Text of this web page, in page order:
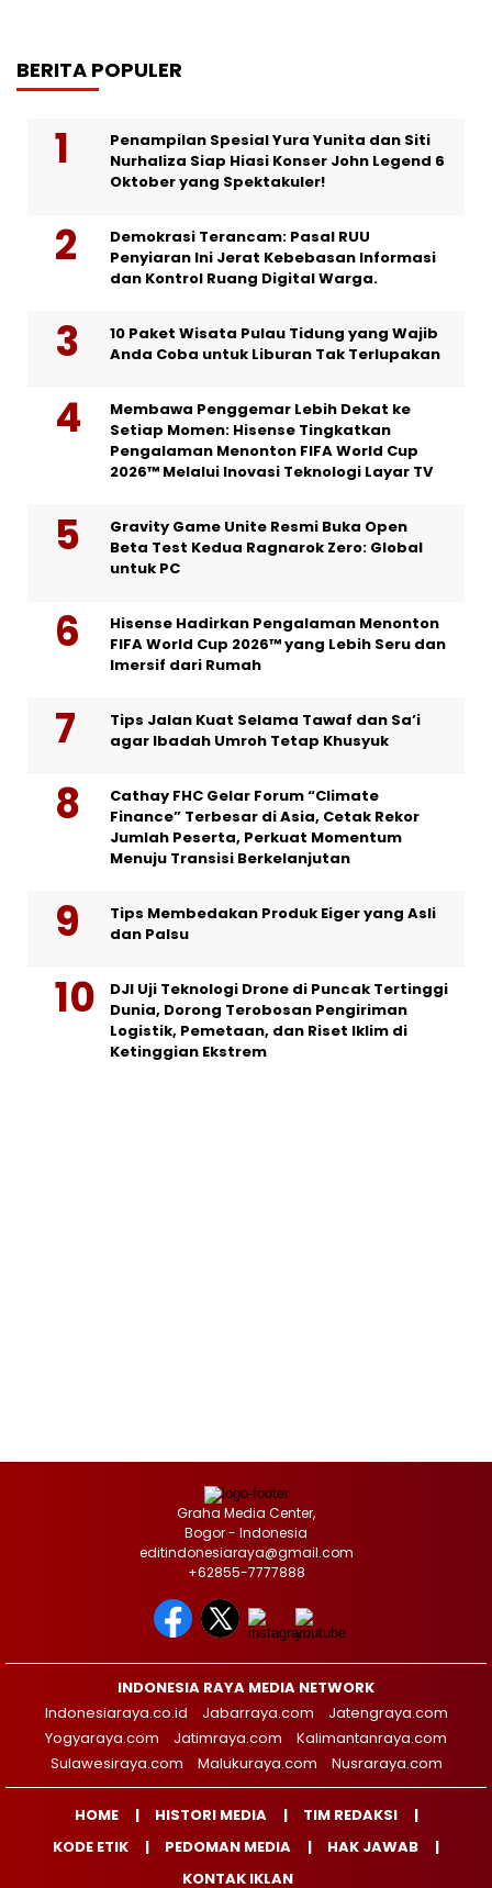
BERITA POPULER
Penampilan Spesial Yura Yunita dan Siti
Nurhaliza Siap Hiasi Konser John Legend 6
Oktober yang Spektakuler!
Demokrasi Terancam: Pasal RUU
Penyiaran Ini Jerat Kebebasan Informasi
dan Kontrol Ruang Digital Warga.
10 Paket Wisata Pulau Tidung yang Wajib
Anda Coba untuk Liburan Tak Terlupakan
Membawa Penggemar Lebih Dekat ke
Setiap Momen: Hisense Tingkatkan
Pengalaman Menonton FIFA World Cup
2026™ Melalui Inovasi Teknologi Layar TV
Gravity Game Unite Resmi Buka Open
Beta Test Kedua Ragnarok Zero: Global
untuk PC
Hisense Hadirkan Pengalaman Menonton
FIFA World Cup 2026™ yang Lebih Seru dan
Imersif dari Rumah
Tips Jalan Kuat Selama Tawaf dan Sa’i
agar Ibadah Umroh Tetap Khusyuk
Cathay FHC Gelar Forum “Climate
Finance” Terbesar di Asia, Cetak Rekor
Jumlah Peserta, Perkuat Momentum
Menuju Transisi Berkelanjutan
Tips Membedakan Produk Eiger yang Asli
dan Palsu
DJI Uji Teknologi Drone di Puncak Tertinggi
Dunia, Dorong Terobosan Pengiriman
Logistik, Pemetaan, dan Riset Iklim di
Ketinggian Ekstrem
Graha Media Center,
Bogor - Indonesia
editindonesiaraya@gmail.com
+62855-7777888
INDONESIA RAYA MEDIA NETWORK
Indonesiaraya.co.id
Jabarraya.com
Jatengraya.com
Yogyaraya.com
Jatimraya.com
Kalimantanraya.com
Sulawesiraya.com
Malukuraya.com Nusraraya.com
HOME HISTORI MEDIA
TIM REDAKSI
KODE ETIK
PEDOMAN MEDIA
HAK JAWAB
KONTAK IKLAN